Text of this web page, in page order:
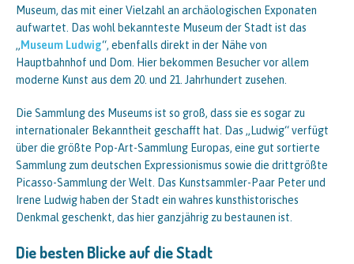
Museum, das mit einer Vielzahl an archäologischen Exponaten
aufwartet. Das wohl bekannteste Museum der Stadt ist das
„Museum Ludwig“, ebenfalls direkt in der Nähe von
Hauptbahnhof und Dom. Hier bekommen Besucher vor allem
moderne Kunst aus dem 20. und 21. Jahrhundert zusehen.
Die Sammlung des Museums ist so groß, dass sie es sogar zu
internationaler Bekanntheit geschafft hat. Das „Ludwig“ verfügt
über die größte Pop-Art-Sammlung Europas, eine gut sortierte
Sammlung zum deutschen Expressionismus sowie die drittgrößte
Picasso-Sammlung der Welt. Das Kunstsammler-Paar Peter und
Irene Ludwig haben der Stadt ein wahres kunsthistorisches
Denkmal geschenkt, das hier ganzjährig zu bestaunen ist.
Die besten Blicke auf die Stadt